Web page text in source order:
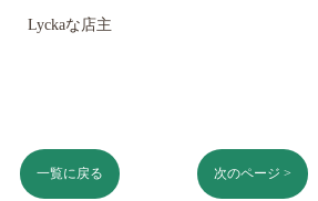
Lyckaな店主
一覧に戻る 次のページ >